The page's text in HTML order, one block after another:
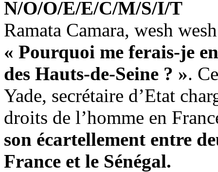
N/O/O/E/E/C/M/S/I/T
Ramata Camara, wesh wesh
« Pourquoi me ferais-je
des Hauts-de-Seine ? ».
Yade, secrétaire d’Etat
droits de l’homme en
son écartellement entre
France et le Sénégal.